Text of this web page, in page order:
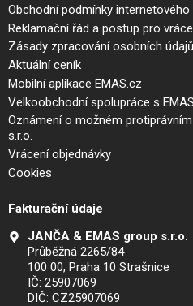
Obchodní podmínky
Reklamační řád a postup pro
Zásady zpracování osobních údajů
Aktuální ceník
Mobilní aplikace EMAS.cz
Velkoobchodní spolupráce s
Oznámení o možném
s.r.o.
Vrácení objednávky
Cookies
Fakturační údaje
JANČA & EMAS group s.r.o.
Průběžná 2265/84
100 00, Praha 10 Strašnice
IČ: 25907069
DIČ: CZ25907069